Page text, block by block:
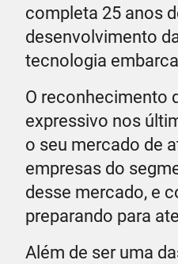
completa 25 anos
desenvolvimento
tecnologia
O reconhecimento
expressivo nos
o seu mercado de
empresas do
desse mercado, e
preparando para
Além de ser uma